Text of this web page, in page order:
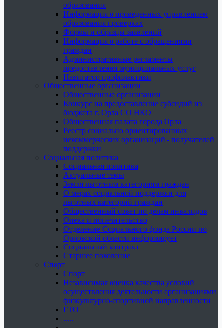
образования
Информация о проведенных управлением
образования проверках
Формы и образцы заявлений
Информация о работе с обращениями
граждан
Административные регламенты
предоставления муниципальных услуг
Навигатор профилактики
Общественные организации
Общественные организации
Конкурс на предоставление субсидий из
бюджета г. Орла СО НКО
Общественная палата города Орла
Реестр социально ориентированных
некоммерческих организаций - получателей
поддержки
Социальная политика
Социальная политика
Актуальные темы
Земля льготным категориям граждан
О мерах социальной поддержки для
льготных категорий граждан
Общественный совет по делам инвалидов
Опека и попечительство
Отделение Социального фонда России по
Орловской области информирует
Социальный контракт
Старшее поколение
Спорт
Спорт
Независимая оценка качества условий
осуществления деятельности организациями
физкультурно-спортивной направленности
ГТО
.....